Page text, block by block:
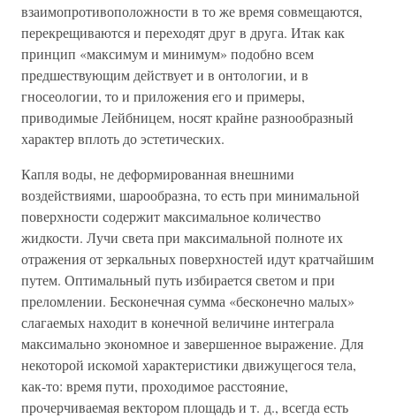
взаимопротивоположности в то же время совмещаются,
перекрещиваются и переходят друг в друга. Итак как
принцип «максимум и минимум» подобно всем
предшествующим действует и в онтологии, и в
гносеологии, то и приложения его и примеры,
приводимые Лейбницем, носят крайне разнообразный
характер вплоть до эстетических.
Капля воды, не деформированная внешними
воздействиями, шарообразна, то есть при минимальной
поверхности содержит максимальное количество
жидкости. Лучи света при максимальной полноте их
отражения от зеркальных поверхностей идут кратчайшим
путем. Оптимальный путь избирается светом и при
преломлении. Бесконечная сумма «бесконечно малых»
слагаемых находит в конечной величине интеграла
максимально экономное и завершенное выражение. Для
некоторой искомой характеристики движущегося тела,
как-то: время пути, проходимое расстояние,
прочерчиваемая вектором площадь и т. д., всегда есть